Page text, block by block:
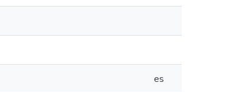
es